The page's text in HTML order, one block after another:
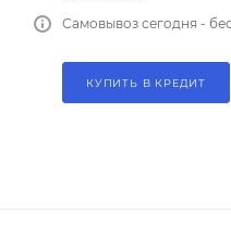
Самовывоз сегодня -
КУПИТЬ В КРЕДИТ